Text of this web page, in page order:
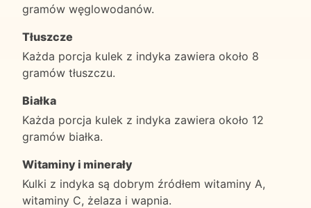
gramów węglowodanów.
Tłuszcze
Każda porcja kulek z indyka zawiera około 8
gramów tłuszczu.
Białka
Każda porcja kulek z indyka zawiera około 12
gramów białka.
Witaminy i minerały
Kulki z indyka są dobrym źródłem witaminy A,
witaminy C, żelaza i wapnia.